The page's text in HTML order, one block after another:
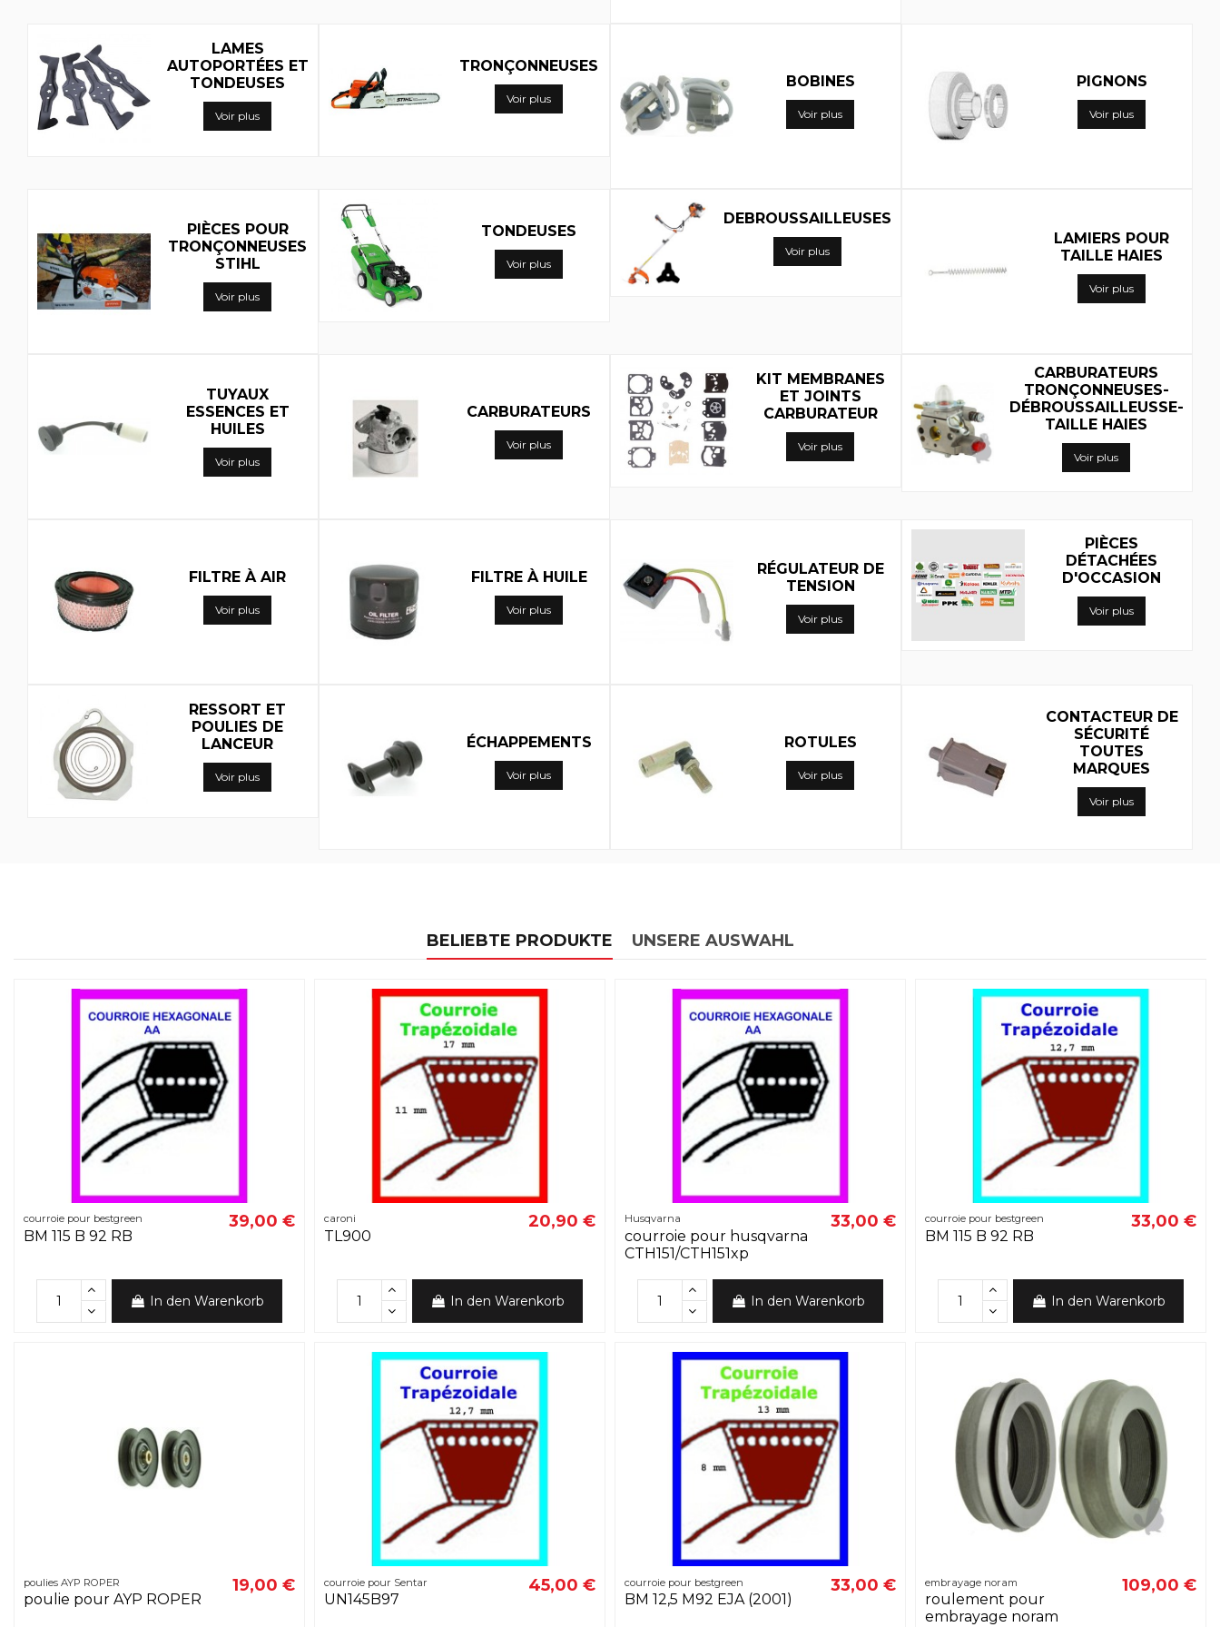
LAMES
AUTOPORTÉES ET
TONDEUSES
Voir plus
TRONÇONNEUSES
Voir plus
BOBINES
Voir plus
PIGNONS
Voir plus
PIÈCES POUR
TRONÇONNEUSES
STIHL
Voir plus
TONDEUSES
Voir plus
DEBROUSSAILLEUSES
Voir plus
LAMIERS POUR
TAILLE HAIES
Voir plus
TUYAUX
ESSENCES ET
HUILES
Voir plus
CARBURATEURS
Voir plus
KIT MEMBRANES
ET JOINTS
CARBURATEUR
Voir plus
CARBURATEURS
TRONÇONNEUSES-
DÉBROUSSAILLEUSSE-
TAILLE HAIES
Voir plus
FILTRE À AIR
Voir plus
FILTRE À HUILE
Voir plus
RÉGULATEUR DE
TENSION
Voir plus
PIÈCES
DÉTACHÉES
D'OCCASION
Voir plus
RESSORT ET
POULIES DE
LANCEUR
Voir plus
ÉCHAPPEMENTS
Voir plus
ROTULES
Voir plus
CONTACTEUR DE
SÉCURITÉ
TOUTES
MARQUES
Voir plus
BELIEBTE PRODUKTE UNSERE AUSWAHL
courroie pour bestgreen
BM 115 B 92 RB
39,00 €
In den Warenkorb
caroni
TL900
20,90 €
In den Warenkorb
Husqvarna
courroie pour husqvarna
CTH151/CTH151xp
33,00 €
In den Warenkorb
courroie pour bestgreen
BM 115 B 92 RB
33,00 €
In den Warenkorb
poulies AYP ROPER
poulie pour AYP ROPER
19,00 € courroie pour Sentar
UN145B97
45,00 € courroie pour bestgreen
BM 12,5 M92 EJA (2001)
33,00 € embrayage noram
roulement pour
embrayage noram
109,00 €